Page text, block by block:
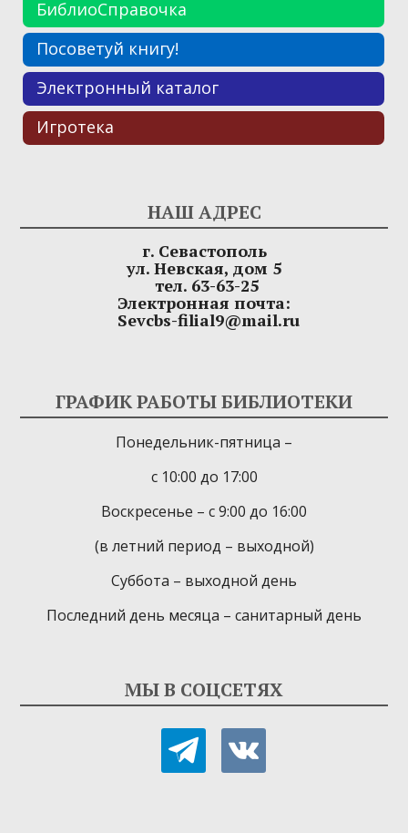
БиблиоСправочка
Посоветуй книгу!
Электронный каталог
Игротека
НАШ АДРЕС
г. Севастополь
ул. Невская, дом 5
тел. 63-63-25
Электронная почта:
Sevcbs-filial9@mail.ru
ГРАФИК РАБОТЫ БИБЛИОТЕКИ
Понедельник-пятница –
с 10:00 до 17:00
Воскресенье – с 9:00 до 16:00
(в летний период – выходной)
Суббота – выходной день
Последний день месяца – санитарный день
МЫ В СОЦСЕТЯХ
telegramvkontakte